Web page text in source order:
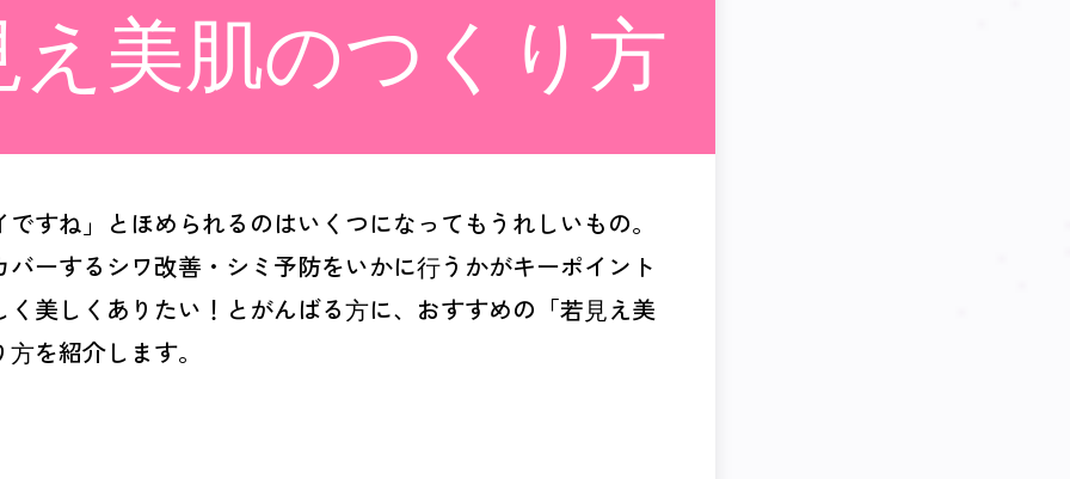
え美肌のつくり方
すね」とほめられるのはいくつになってもうれしいもの。
バーするシワ改善・シミ予防をいかに⾏うかがキーポイント
く美しくありたい！とがんばる⽅に、おすすめの「若⾒え美
を紹介します。